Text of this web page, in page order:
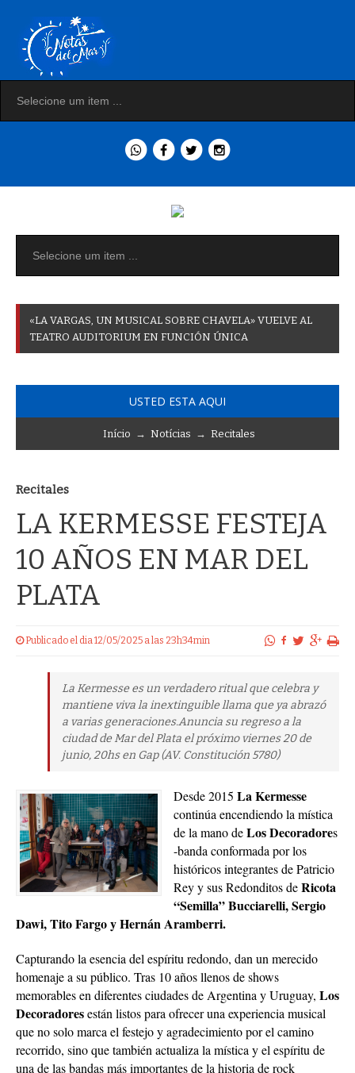
«LA VARGAS, UN MUSICAL SOBRE CHAVELA» VUELVE AL
TEATRO AUDITORIUM EN FUNCIÓN ÚNICA
USTED ESTA AQUI
Início → Notícias → Recitales
Recitales
LA KERMESSE FESTEJA
10 AÑOS EN MAR DEL
PLATA
Publicado el dia 12/05/2025 a las 23h34min
La Kermesse es un verdadero ritual que celebra y
mantiene viva la inextinguible llama que ya abrazó
a varias generaciones.Anuncia su regreso a la
ciudad de Mar del Plata el próximo viernes 20 de
junio, 20hs en Gap (AV. Constitución 5780)
Desde 2015 La Kermesse
continúa encendiendo la mística
de la mano deLos Decoradores
-banda conformada por los
históricos integrantes de Patricio
Rey y sus Redonditos deRicota
“Semilla” Bucciarelli, Sergio
Dawi, Tito Fargo y Hernán Aramberri.
Capturando la esencia del espíritu redondo, dan un merecido
homenaje a su público. Tras 10 años llenos de shows
memorables en diferentes ciudades de Argentina y Uruguay, Los
Decoradoresestán listos para ofrecer una experiencia musical
que no solo marca el festejo y agradecimiento por el camino
recorrido, sino que también actualiza la mística y el espíritu de
una de las bandas más importantes de la historia de rock